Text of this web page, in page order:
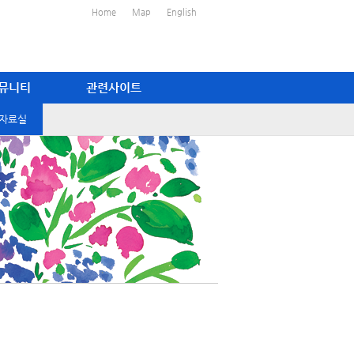
Home Map English
니티 관련사이트
료실